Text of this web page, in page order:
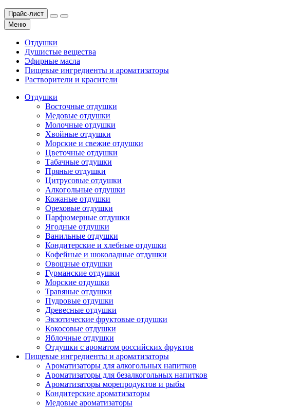
Прайс-лист
Меню
Отдушки
Душистые вещества
Эфирные масла
Пищевые ингредиенты и ароматизаторы
Растворители и красители
Отдушки
Восточные отдушки
Медовые отдушки
Молочные отдушки
Хвойные отдушки
Морские и свежие отдушки
Цветочные отдушки
Табачные отдушки
Пряные отдушки
Цитрусовые отдушки
Алкогольные отдушки
Кожаные отдушки
Ореховые отдушки
Парфюмерные отдушки
Ягодные отдушки
Ванильные отдушки
Кондитерские и хлебные отдушки
Кофейные и шоколадные отдушки
Овощные отдушки
Гурманские отдушки
Морские отдушки
Травяные отдушки
Пудровые отдушки
Древесные отдушки
Экзотические фруктовые отдушки
Кокосовые отдушки
Яблочные отдушки
Отдушки с ароматом российских фруктов
Пищевые ингредиенты и ароматизаторы
Ароматизаторы для алкогольных напитков
Ароматизаторы для безалкогольных напитков
Ароматизаторы морепродуктов и рыбы
Кондитерские ароматизаторы
Медовые ароматизаторы